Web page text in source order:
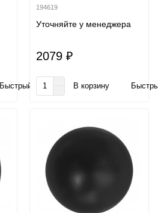
Быстрый заказ
194619
Уточняйте у менеджера
2079 ₽
В корзину